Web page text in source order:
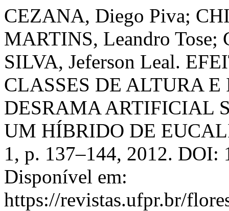
CEZANA, Diego Piva;
MARTINS, Leandro Tose;
SILVA, Jeferson Leal.
CLASSES DE ALTURA
DESRAMA ARTIFICIAL
UM HÍBRIDO DE
1, p. 137–144, 2012.
Disponível em:
https://revistas.ufpr.br/